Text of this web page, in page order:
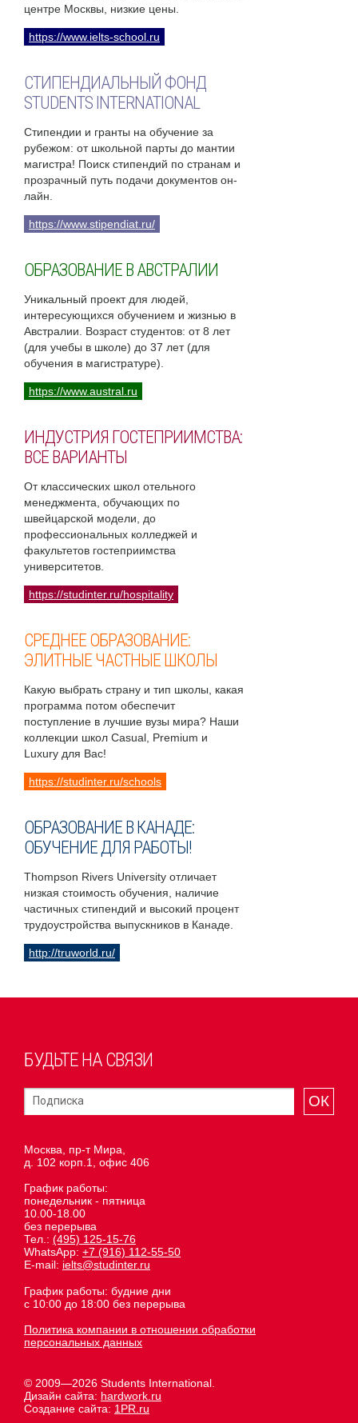
центре Москвы, низкие цены.
https://www.ielts-school.ru
СТИПЕНДИАЛЬНЫЙ ФОНД
STUDENTS INTERNATIONAL
Стипендии и гранты на обучение за
рубежом: от школьной парты до мантии
магистра! Поиск стипендий по странам и
прозрачный путь подачи документов он-
лайн.
https://www.stipendiat.ru/
ОБРАЗОВАНИЕ В АВСТРАЛИИ
Уникальный проект для людей,
интересующихся обучением и жизнью в
Австралии. Возраст студентов: от 8 лет
(для учебы в школе) до 37 лет (для
обучения в магистратуре).
https://www.austral.ru
ИНДУСТРИЯ ГОСТЕПРИИМСТВА:
ВСЕ ВАРИАНТЫ
От классических школ отельного
менеджмента, обучающих по
швейцарской модели, до
профессиональных колледжей и
факультетов гостеприимства
университетов.
https://studinter.ru/hospitality
СРЕДНЕЕ ОБРАЗОВАНИЕ:
ЭЛИТНЫЕ ЧАСТНЫЕ ШКОЛЫ
Какую выбрать страну и тип школы, какая
программа потом обеспечит
поступление в лучшие вузы мира? Наши
коллекции школ Casual, Premium и
Luxury для Вас!
https://studinter.ru/schools
ОБРАЗОВАНИЕ В КАНАДЕ:
ОБУЧЕНИЕ ДЛЯ РАБОТЫ!
Thompson Rivers University отличает
низкая стоимость обучения, наличие
частичных стипендий и высокий процент
трудоустройства выпускников в Канаде.
http://truworld.ru/
БУДЬТЕ НА СВЯЗИ
ОК
Москва, пр-т Мира,
д. 102 корп.1, офис 406
График работы:
понедельник - пятница
10.00-18.00
без перерыва
Тел.: (495) 125-15-76
WhatsApp: +7 (916) 112-55-50
E-mail: ielts@studinter.ru
График работы: будние дни
с 10:00 до 18:00 без перерыва
Политика компании в отношении обработки
персональных данных
© 2009—2026 Students International.
Дизайн сайта: hardwork.ru
Создание сайта: 1PR.ru